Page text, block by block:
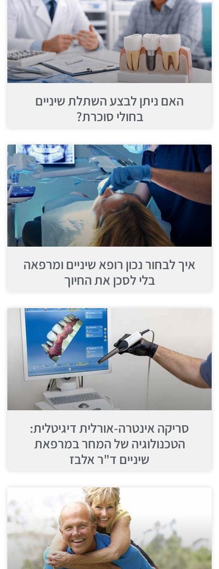
האם ניתן לבצע השתלת שיניים
בחולי סוכרת?
איך לבחור נכון רופא שיניים ומרפאה
בלי לסכן את החיוך
סריקה אינטרה-אורלית דיגיטלית:
הטכנולוגיה של המחר במרפאת
שיניים ד"ר אלבז